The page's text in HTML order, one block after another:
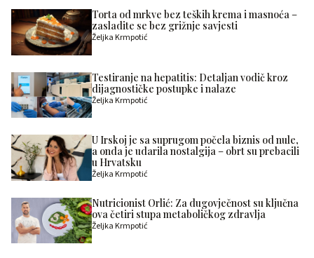
Torta od mrkve bez teških krema i masnoća –
zasladite se bez grižnje savjesti
Željka Krmpotić
Testiranje na hepatitis: Detaljan vodič kroz
dijagnostičke postupke i nalaze
Željka Krmpotić
U Irskoj je sa suprugom počela biznis od nule,
a onda je udarila nostalgija – obrt su prebacili
u Hrvatsku
Željka Krmpotić
Nutricionist Orlić: Za dugovječnost su ključna
ova četiri stupa metaboličkog zdravlja
Željka Krmpotić